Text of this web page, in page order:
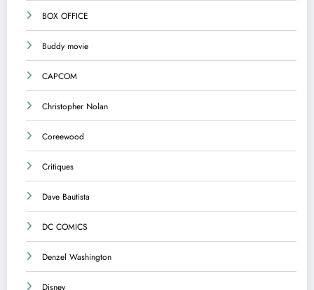
BOX OFFICE
Buddy movie
CAPCOM
Christopher Nolan
Coreewood
Critiques
Dave Bautista
DC COMICS
Denzel Washington
Disney